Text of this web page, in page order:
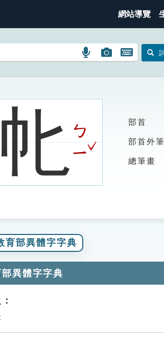
網站導覽
語
搜
圖
圖
搜
開
鍵
ㄅ
ㄧ
ˇ
部首
部首外
總筆畫
育部異體字字典
異體字字典